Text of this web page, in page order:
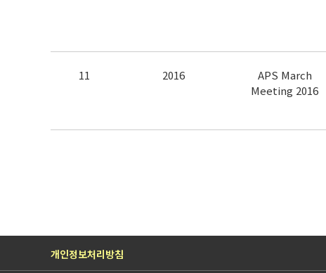
11 2016
APS March
Meeting 2016
개인정보처리방침